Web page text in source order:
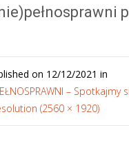
on 12/12/2021 in
– Spotkajmy
(2560 × 1920)